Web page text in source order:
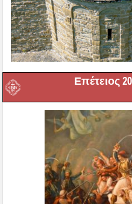
Επέτειος